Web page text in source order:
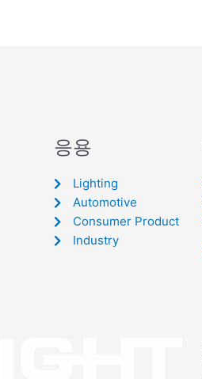
응용
Lighting
Automotive
Consumer Product
Industry